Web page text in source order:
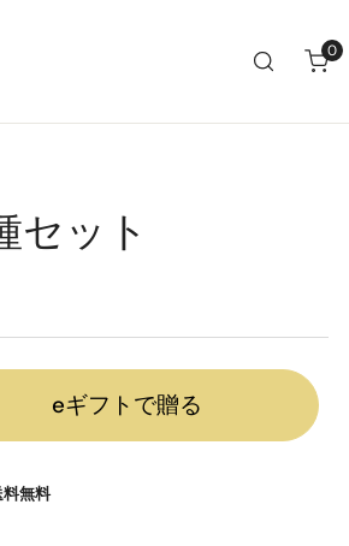
0ア
セット
らします
種セットの数量を増やす
eギフトで贈る
無料